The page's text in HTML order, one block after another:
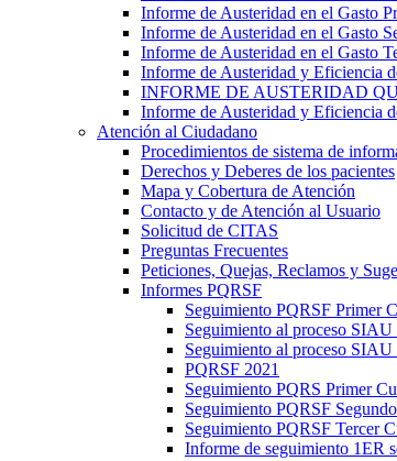
Informe de Austeridad en el Gasto
Informe de Austeridad en el Gasto
Informe de Austeridad en el Gasto
Informe de Austeridad y Eficiencia
INFORME DE AUSTERIDAD
Informe de Austeridad y Eficiencia
Atención al Ciudadano
Procedimientos de sistema de
Derechos y Deberes de los pacientes
Mapa y Cobertura de Atención
Contacto y de Atención al Usuario
Solicitud de CITAS
Preguntas Frecuentes
Peticiones, Quejas, Reclamos y
Informes PQRSF
Seguimiento PQRSF Primer
Seguimiento al proceso SIAU
Seguimiento al proceso SIAU
PQRSF 2021
Seguimiento PQRS Primer
Seguimiento PQRSF
Seguimiento PQRSF Tercer
Informe de seguimiento 1ER